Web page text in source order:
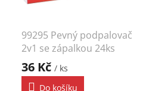
99295 Pevný podpalovač
2v1 se zápalkou 24ks
36 Kč / ks
Do košíku